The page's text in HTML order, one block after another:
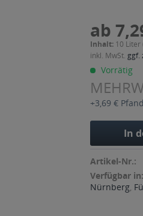
ab
Inhalt: 10 Liter
inkl. MwSt. ggf.
Vorrätig
+3,69 € Pfand
In
Artikel-Nr.:
Verfügbar in:
Nürnberg,